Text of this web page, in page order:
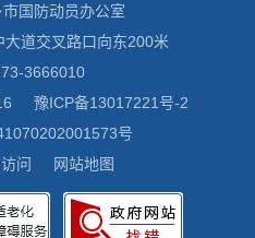
国防动员办公室
道交叉路口向东200米
3666010
豫ICP备13017221号-2
号
问
网站地图